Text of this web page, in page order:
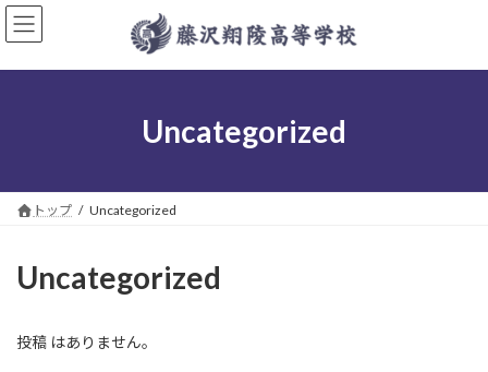
コ
ン
ン
ナ
ビ
ー
Uncategorized
トップ Uncategorized
Uncategorized
投稿 はありません。